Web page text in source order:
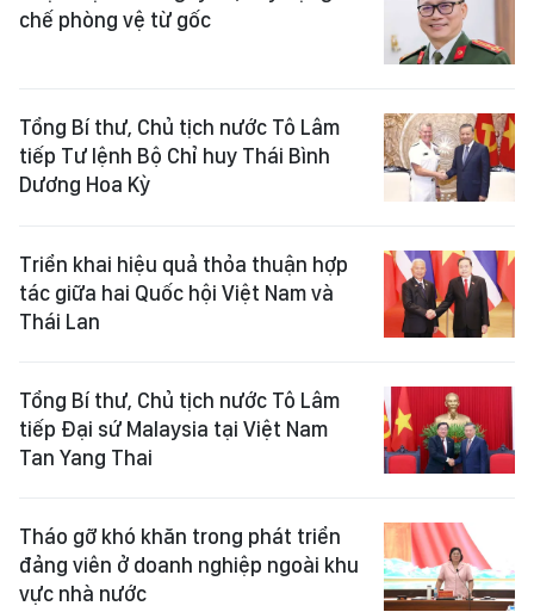
chế phòng vệ từ gốc
Tổng Bí thư, Chủ tịch nước Tô Lâm
tiếp Tư lệnh Bộ Chỉ huy Thái Bình
Dương Hoa Kỳ
Triển khai hiệu quả thỏa thuận hợp
tác giữa hai Quốc hội Việt Nam và
Thái Lan
Tổng Bí thư, Chủ tịch nước Tô Lâm
tiếp Đại sứ Malaysia tại Việt Nam
Tan Yang Thai
Tháo gỡ khó khăn trong phát triển
đảng viên ở doanh nghiệp ngoài khu
vực nhà nước